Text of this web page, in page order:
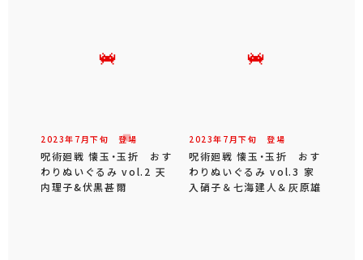
2023年 7 月下旬 登場
呪術廻戦 懐玉・玉折 おす
わりぬいぐるみ vol.2 天
内理子&伏黒甚爾
2023年 7 月下旬 登場
呪術廻戦 懐玉・玉折 おす
わりぬいぐるみ vol.3 家
入硝子＆七海建人＆灰原雄